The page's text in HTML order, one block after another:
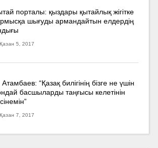
порталы: қыздары қытайлық жігітке
шығуды армандайтын елдердің
Қазан 5, 2017
“Қазақ билігінің бізге не үшін
басшыларды таңғысы келетінін
Қазан 7, 2017